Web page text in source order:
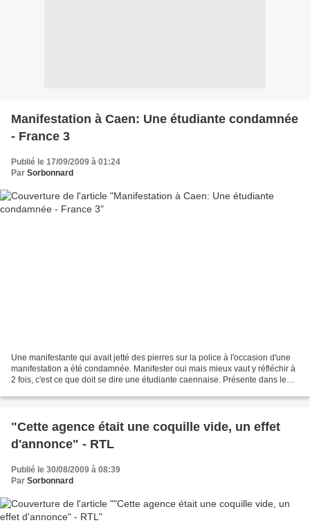
Manifestation à Caen: Une étudiante condamnée
- France 3
Publié le 17/09/2009 à 01:24
Par Sorbonnard
Une manifestante qui avait jetté des pierres sur la police à l'occasion d'une
manifestation a été condamnée. Manifester oui mais mieux vaut y réfléchir à
2 fois, c'est ce que doit se dire une étudiante caennaise. Présente dans le
"Cette agence était une coquille vide, un effet
d'annonce" - RTL
Publié le 30/08/2009 à 08:39
Par Sorbonnard